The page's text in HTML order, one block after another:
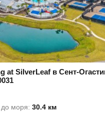
at SilverLeaf в Сент-
до моря:30.4 км